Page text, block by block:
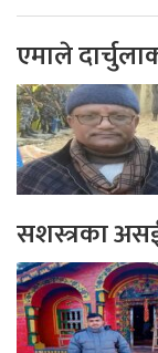
एमाले
सशस्त्रका